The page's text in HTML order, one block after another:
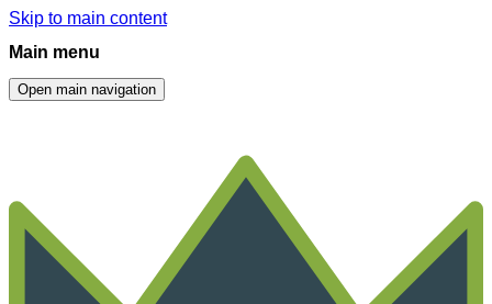
Skip to main content
Main menu
Open main navigation